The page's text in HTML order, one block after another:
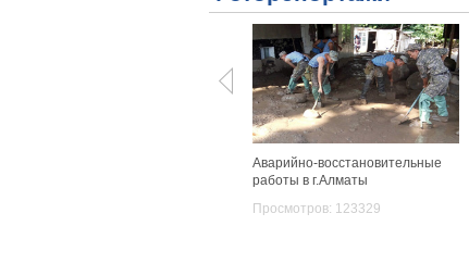
Аварийно-восстановительные
работы в г.Алматы
Просмотров: 123329